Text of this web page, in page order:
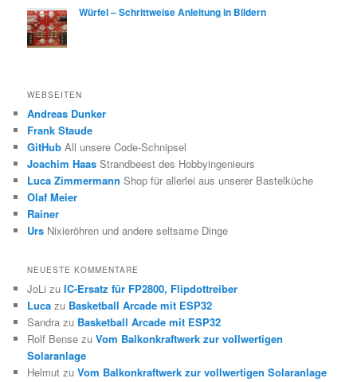
Würfel – Schrittweise Anleitung in Bildern
WEBSEITEN
Andreas Dunker
Frank Staude
GitHub All unsere Code-Schnipsel
Joachim Haas Strandbeest des Hobbyingenieurs
Luca Zimmermann Shop für allerlei aus unserer Bastelküche
Olaf Meier
Rainer
Urs Nixieröhren und andere seltsame Dinge
NEUESTE KOMMENTARE
JoLi zuIC-Ersatz für FP2800, Flipdottreiber
Luca zu Basketball Arcade mit ESP32
Sandra zu Basketball Arcade mit ESP32
Rolf Bense zuVom Balkonkraftwerk zur vollwertigen
Solaranlage
Helmut zuVom Balkonkraftwerk zur vollwertigen Solaranlage